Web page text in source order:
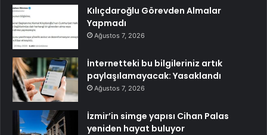
Kılıçdaroğlu Görevden Almalar
Yapmadı
Ağustos 7, 2026
İnternetteki bu bilgileriniz artık
paylaşılamayacak: Yasaklandı
Ağustos 7, 2026
İzmir’in simge yapısı Cihan Palas
yeniden hayat buluyor